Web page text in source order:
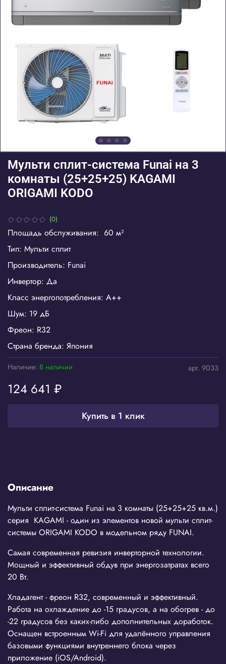
(0)
арт. 9033
Наличие: В наличии
Мульти сплит-система Funai на 3
комнаты (25+25+25) KAGAMI
ORIGAMI KODO
124 641 ₽
Купить в 1 клик
Площадь обслуживания: 60 м²
Тип: Мульти сплит
Производитель: Funai
Инвертор: Да
Класс энергопотребления: A++
Шум: 19 дБ
Фреон: R32
Страна бренда: Япония
Описание
Мульти сплит-система Funai на 3 комнаты (25+25+25 кв.м.)
серия KAGAMI - один из элементов новой мульти сплит-
системы ORIGAMI KODO в модельном ряду FUNAI.
Самая современная ревизия инверторной технологии.
Мощный и эффективный обдув при энергозатратах всего
20 Вт.
Хладагент - фреон R32, современный и эффективный.
Работа на охлаждение до -15 градусов, а на обогрев - до
-22 градусов без каких-либо дополнительных доработок.
Оснащен встроенным Wi-Fi для удалённого управления
базовыми функциями внутреннего блока через
приложение (iOS/Android).